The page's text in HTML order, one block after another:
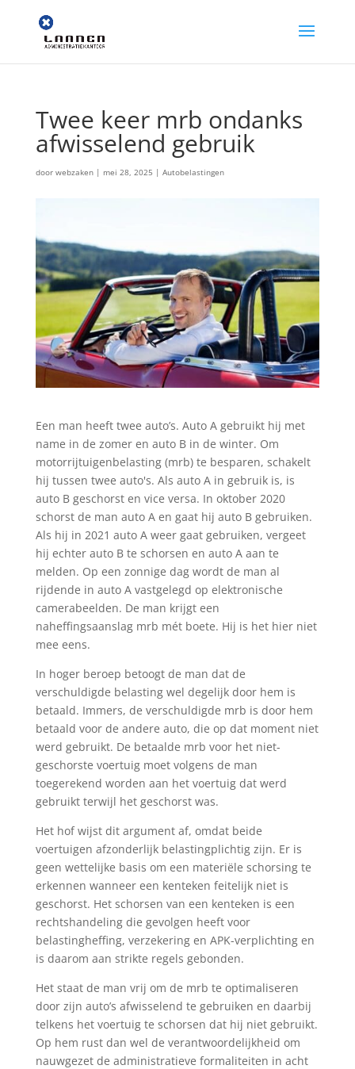
Twee keer mrb ondanks
afwisselend gebruik
door webzaken| mei 28, 2025 | Autobelastingen
Een man heeft twee auto’s. Auto A gebruikt hij met
name in de zomer en auto B in de winter. Om
motorrijtuigenbelasting (mrb) te besparen, schakelt
hij tussen twee auto's. Als auto A in gebruik is, is
auto B geschorst en vice versa. In oktober 2020
schorst de man auto A en gaat hij auto B gebruiken.
Als hij in 2021 auto A weer gaat gebruiken, vergeet
hij echter auto B te schorsen en auto A aan te
melden. Op een zonnige dag wordt de man al
rijdende in auto A vastgelegd op elektronische
camerabeelden. De man krijgt een
naheffingsaanslag mrb mét boete. Hij is het hier niet
mee eens.
In hoger beroep betoogt de man dat de
verschuldigde belasting wel degelijk door hem is
betaald. Immers, de verschuldigde mrb is door hem
betaald voor de andere auto, die op dat moment niet
werd gebruikt. De betaalde mrb voor het niet-
geschorste voertuig moet volgens de man
toegerekend worden aan het voertuig dat werd
gebruikt terwijl het geschorst was.
Het hof wijst dit argument af, omdat beide
voertuigen afzonderlijk belastingplichtig zijn. Er is
geen wettelijke basis om een materiële schorsing te
erkennen wanneer een kenteken feitelijk niet is
geschorst. Het schorsen van een kenteken is een
rechtshandeling die gevolgen heeft voor
belastingheffing, verzekering en APK-verplichting en
is daarom aan strikte regels gebonden.
Het staat de man vrij om de mrb te optimaliseren
door zijn auto’s afwisselend te gebruiken en daarbij
telkens het voertuig te schorsen dat hij niet gebruikt.
Op hem rust dan wel de verantwoordelijkheid om
nauwgezet de administratieve formaliteiten in acht